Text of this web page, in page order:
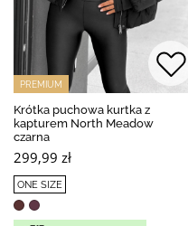
PREMIUM
Krótka puchowa kurtka z
kapturem North Meadow
czarna
299,99 zł
ONE SIZE